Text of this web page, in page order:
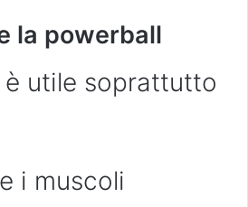
la powerball
è utile soprattutto
i muscoli